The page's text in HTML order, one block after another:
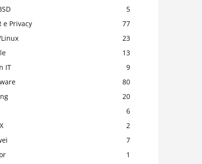
5
e Privacy
77
23
13
IT
9
80
20
6
2
7
1